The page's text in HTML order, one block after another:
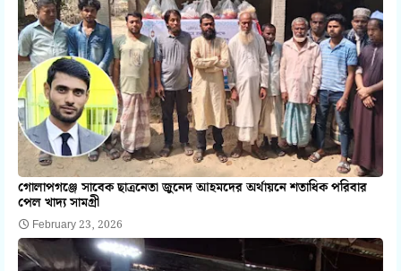
গোলাপগঞ্জে সাবেক ছাত্রনেতা জুনেদ আহমদের অর্থায়নে শতাধিক পরিবার
পেল খাদ্য সামগ্রী
February 23, 2026